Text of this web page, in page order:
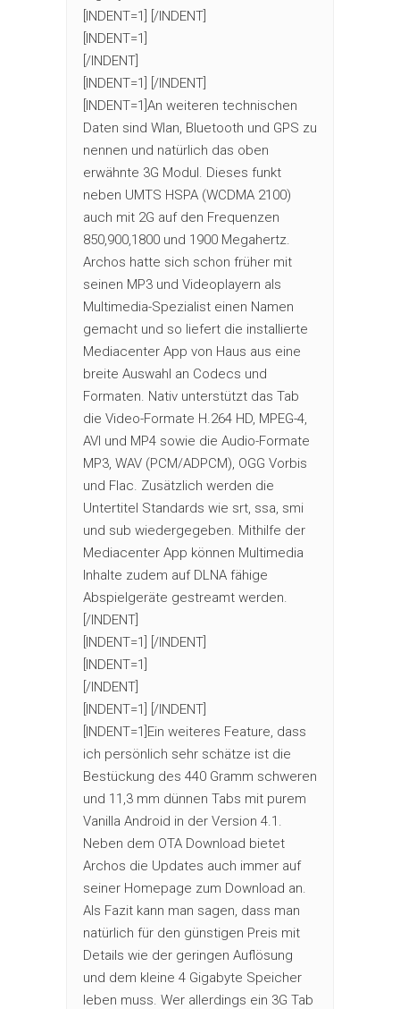
[INDENT=1] [/INDENT]
[INDENT=1]
[/INDENT]
[INDENT=1] [/INDENT]
[INDENT=1]An weiteren technischen
Daten sind Wlan, Bluetooth und GPS zu
nennen und natürlich das oben
erwähnte 3G Modul. Dieses funkt
neben UMTS HSPA (WCDMA 2100)
auch mit 2G auf den Frequenzen
850,900,1800 und 1900 Megahertz.
Archos hatte sich schon früher mit
seinen MP3 und Videoplayern als
Multimedia-Spezialist einen Namen
gemacht und so liefert die installierte
Mediacenter App von Haus aus eine
breite Auswahl an Codecs und
Formaten. Nativ unterstützt das Tab
die Video-Formate H.264 HD, MPEG-4,
AVI und MP4 sowie die Audio-Formate
MP3, WAV (PCM/ADPCM), OGG Vorbis
und Flac. Zusätzlich werden die
Untertitel Standards wie srt, ssa, smi
und sub wiedergegeben. Mithilfe der
Mediacenter App können Multimedia
Inhalte zudem auf DLNA fähige
Abspielgeräte gestreamt werden.
[/INDENT]
[INDENT=1] [/INDENT]
[INDENT=1]
[/INDENT]
[INDENT=1] [/INDENT]
[INDENT=1]Ein weiteres Feature, dass
ich persönlich sehr schätze ist die
Bestückung des 440 Gramm schweren
und 11,3 mm dünnen Tabs mit purem
Vanilla Android in der Version 4.1.
Neben dem OTA Download bietet
Archos die Updates auch immer auf
seiner Homepage zum Download an.
Als Fazit kann man sagen, dass man
natürlich für den günstigen Preis mit
Details wie der geringen Auflösung
und dem kleine 4 Gigabyte Speicher
leben muss. Wer allerdings ein 3G Tab